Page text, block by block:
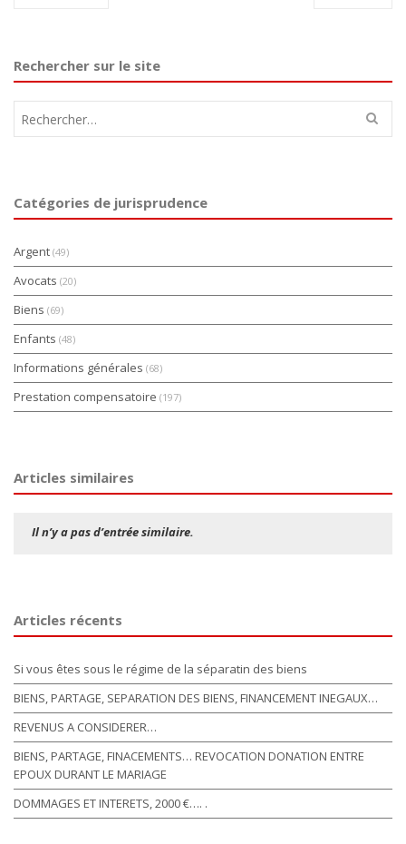
Rechercher sur le site
Catégories de jurisprudence
Argent (49)
Avocats (20)
Biens (69)
Enfants (48)
Informations générales (68)
Prestation compensatoire (197)
Articles similaires
Il n’y a pas d’entrée similaire.
Articles récents
Si vous êtes sous le régime de la séparatin des biens
BIENS, PARTAGE, SEPARATION DES BIENS, FINANCEMENT INEGAUX…
REVENUS A CONSIDERER…
BIENS, PARTAGE, FINACEMENTS… REVOCATION DONATION ENTRE
EPOUX DURANT LE MARIAGE
DOMMAGES ET INTERETS, 2000 €…. .